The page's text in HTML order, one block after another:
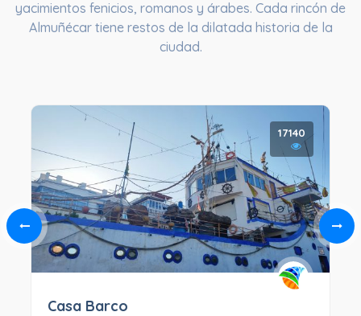
yacimientos fenicios, romanos y árabes. Cada rincón de
Almuñécar tiene restos de la dilatada historia de la
ciudad.
17140
Casa Barco